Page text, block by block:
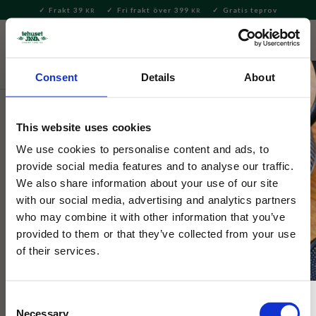
Consent Details About
This website uses cookies
We use cookies to personalise content and ads, to
provide social media features and to analyse our traffic.
We also share information about your use of our site
with our social media, advertising and analytics partners
who may combine it with other information that you’ve
provided to them or that they’ve collected from your use
of their services.
Necessary
Meny
Frakt 39 KR Fri frakt över 399 KR Gratis teprov
Hem & Inredningsdetaljer
Magnet Marstrand Tehuset Java
Kylskåpsmagnet med motiv av Marstrand, målat av Sofia
Kockum.